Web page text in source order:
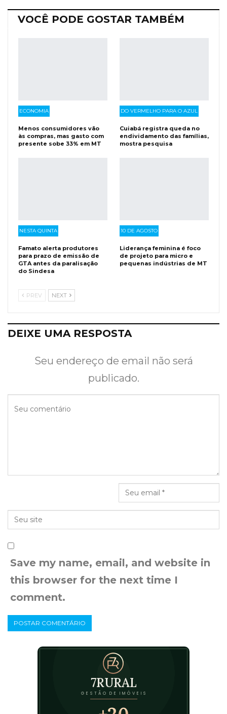
VOCÊ PODE GOSTAR TAMBÉM
ECONOMIA
Menos consumidores vão
às compras, mas gasto com
presente sobe 33% em MT
DO VERMELHO PARA O AZUL
Cuiabá registra queda no
endividamento das famílias,
mostra pesquisa
NESTA QUINTA
Famato alerta produtores
para prazo de emissão de
GTA antes da paralisação
do Sindesa
10 DE AGOSTO
Liderança feminina é foco
de projeto para micro e
pequenas indústrias de MT
PREV NEXT
DEIXE UMA RESPOSTA
Seu endereço de email não será
publicado.
Save my name, email, and website in
this browser for the next time I
comment.